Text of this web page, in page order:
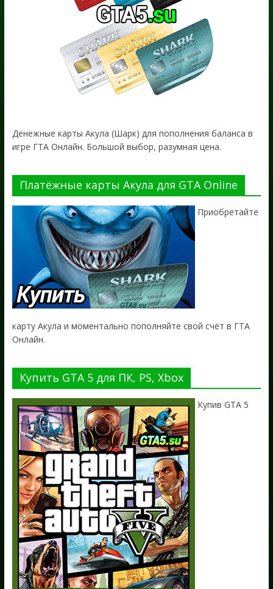
Денежные карты Акула (Шарк) для пополнения баланса в
игре ГТА Онлайн. Большой выбор, разумная цена.
Платёжные карты Акула для GTA Online
Приобретайте
карту Акула и моментально пополняйте свой счёт в ГТА
Онлайн.
Купить GTA 5 для ПК, PS, Xbox
Купив GTA 5